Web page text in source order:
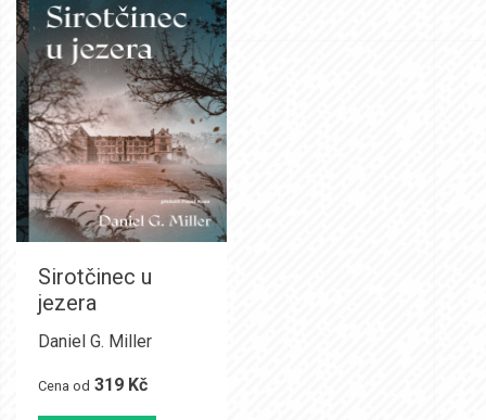
Sirotčinec u
jezera
Daniel G. Miller
Cena od 319 Kč